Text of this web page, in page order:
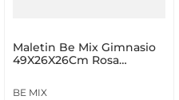
Maletin Be Mix Gimnasio
49X26X26Cm Rosa
BE MIX